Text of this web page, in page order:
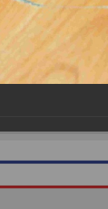
Фотогалерея →